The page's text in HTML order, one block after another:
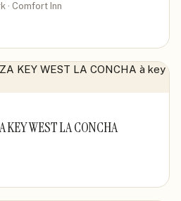
· Comfort Inn
KEY WEST LA CONCHA